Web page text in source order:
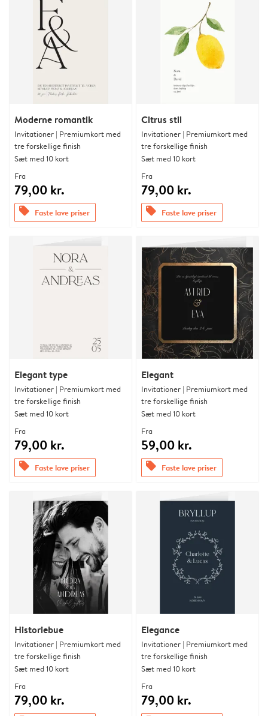
Moderne romantik
Invitationer | Premiumkort med
tre forskellige finish
Sæt med 10 kort
Fra
79,00 kr.
offers Faste lave priser
Citrus stil
Invitationer | Premiumkort med
tre forskellige finish
Sæt med 10 kort
Fra
79,00 kr.
offers Faste lave priser
Elegant type
Invitationer | Premiumkort med
tre forskellige finish
Sæt med 10 kort
Fra
79,00 kr.
offers Faste lave priser
Elegant
Invitationer | Premiumkort med
tre forskellige finish
Sæt med 10 kort
Fra
59,00 kr.
offers Faste lave priser
Historiebue
Invitationer | Premiumkort med
tre forskellige finish
Sæt med 10 kort
Fra
79,00 kr.
Elegance
Invitationer | Premiumkort med
tre forskellige finish
Sæt med 10 kort
Fra
79,00 kr.